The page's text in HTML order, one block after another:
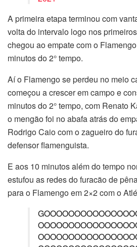
A primeira etapa terminou com
volta do intervalo logo nos
chegou ao empate com o
minutos do 2° tempo.
Aí o Flamengo se perdeu no meio
começou a crescer em campo e
minutos do 2° tempo, com Renato
o mengão foi no abafa atrás do
Rodrigo Caio com o zagueiro do
defensor flamenguista.
E aos 10 minutos além do tempo
estufou as redes do furacão de
para o Flamengo em 2×2 com o